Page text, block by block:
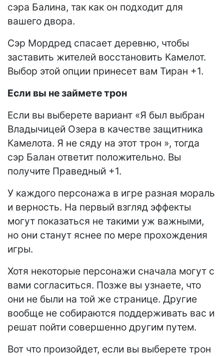
сэра Балина, так как он подходит для
вашего двора.
Сэр Мордред спасает деревню, чтобы
заставить жителей восстановить Камелот.
Выбор этой опции принесет вам Тиран +1.
Если вы не займете трон
Если вы выберете вариант «Я был выбран
Владычицей Озера в качестве защитника
Камелота. Я не сяду на этот трон », тогда
сэр Балан ответит положительно. Вы
получите Праведный +1.
У каждого персонажа в игре разная мораль
и верность. На первый взгляд эффекты
могут показаться не такими уж важными,
но они станут яснее по мере прохождения
игры.
Хотя некоторые персонажи сначала могут с
вами согласиться. Позже вы узнаете, что
они не были на той же странице. Другие
вообще не собираются поддерживать вас и
решат пойти совершенно другим путем.
Вот что произойдет, если вы выберете трон